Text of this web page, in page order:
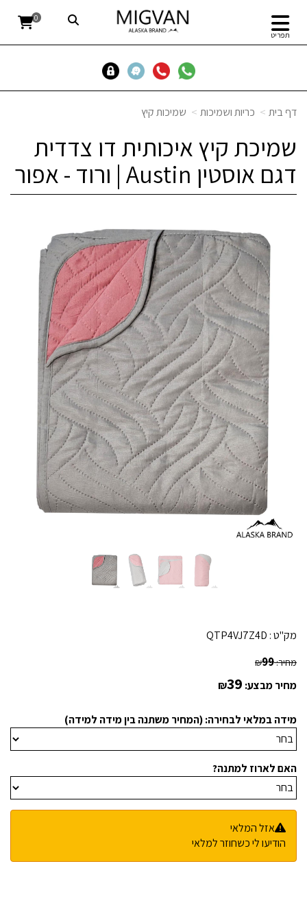
תפריט
0
דף בית כריות ושמיכות שמיכות קיץ
שמיכת קיץ איכותית דו צדדית
דגם אוסטין Austin | ורוד - אפור
מק"ט : QTP4VJ7Z4D
מחיר: ₪99
מחיר מבצע: ₪39
מידה במלאי לבחירה: (המחיר משתנה בין מידה למידה)
האם לארוז למתנה?
אזל המלאי
הודיעו לי כשחוזר למלאי